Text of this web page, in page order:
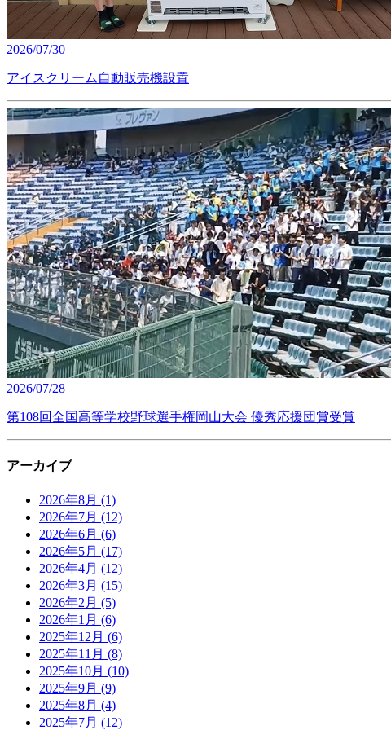
2026/07/30
アイスクリーム自動販売機設置
2026/07/28
第108回全国高等学校野球選手権岡山大会 優秀応援団賞受賞
アーカイブ
2026年8月 (1)
2026年7月 (12)
2026年6月 (6)
2026年5月 (17)
2026年4月 (12)
2026年3月 (15)
2026年2月 (5)
2026年1月 (6)
2025年12月 (6)
2025年11月 (8)
2025年10月 (10)
2025年9月 (9)
2025年8月 (4)
2025年7月 (12)